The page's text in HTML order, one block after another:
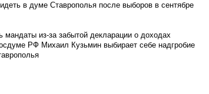
в думе Ставрополья после выборов в сентябре
мандаты из-за забытой декларации о доходах
РФ Михаил Кузьмин выбирает себе надгробие